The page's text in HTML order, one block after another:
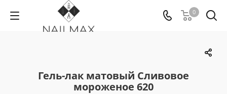
0
Гель-лак матовый Сливовое
мороженое 620